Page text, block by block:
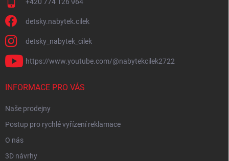
detsky.nabytek.cilek
detsky_nabytek_cilek
https://www.youtube.com/@nabytekcilek2722
INFORMACE PRO VÁS
Naše prodejny
Postup pro rychlé vyřízení reklamace
O nás
3D návrhy